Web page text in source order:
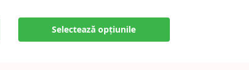
Selectează opțiunile